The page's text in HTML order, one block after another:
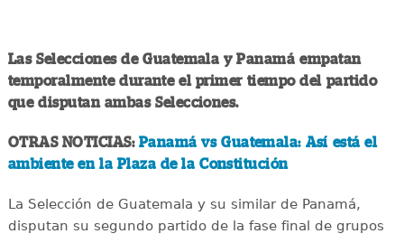
Las Selecciones de Guatemala y Panamá empatan
temporalmente durante el primer tiempo del partido
que disputan ambas Selecciones.
OTRAS NOTICIAS: Panamá vs Guatemala: Así está el
ambiente en la Plaza de la Constitución
La Selección de Guatemala y su similar de Panamá,
disputan su segundo partido de la fase final de grupos